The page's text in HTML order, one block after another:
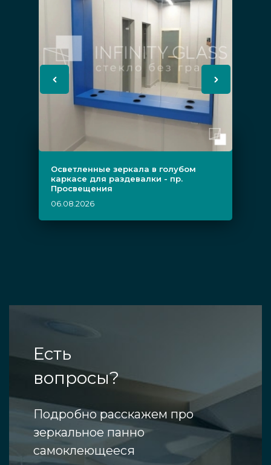
Осветленные зеркала в голубом
каркасе для раздевалки - пр.
Просвещения
06.08.2026
Есть
вопросы?
Подробно расскажем про
зеркальное панно
самоклеющееся